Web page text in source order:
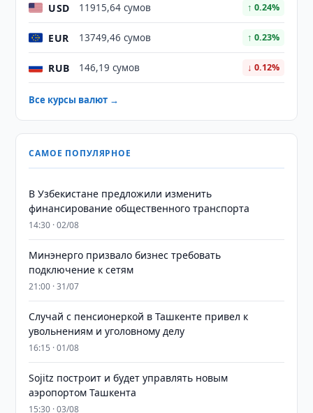
USD 11915,64 сумов ↑ 0.24%
EUR 13749,46 сумов ↑ 0.23%
RUB 146,19 сумов ↓ 0.12%
Все курсы валют →
САМОЕ ПОПУЛЯРНОЕ
В Узбекистане предложили изменить
финансирование общественного транспорта
14:30 · 02/08
Минэнерго призвало бизнес требовать
подключение к сетям
21:00 · 31/07
Случай с пенсионеркой в Ташкенте привел к
увольнениям и уголовному делу
16:15 · 01/08
Sojitz построит и будет управлять новым
аэропортом Ташкента
15:30 · 03/08